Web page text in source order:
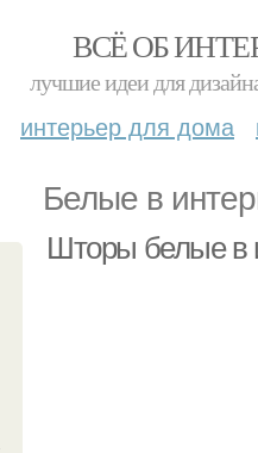
ВСЁ ОБ
лучшие идеи для
интерьер для дома
Белые в
Шторы белые в